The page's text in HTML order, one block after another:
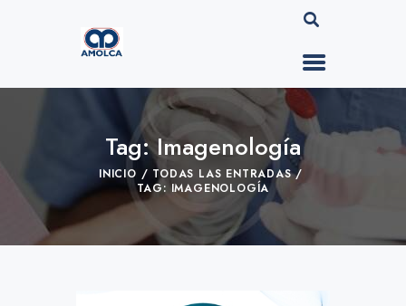
Tag: Imagenología
INICIO
TODAS LAS ENTRADAS
TAG: IMAGENOLOGÍA